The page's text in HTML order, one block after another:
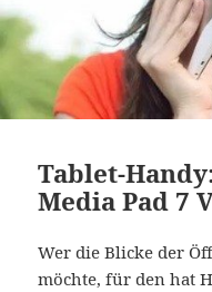
Tablet-
Media Pad 7
Wer die Blicke der
möchte, für den hat